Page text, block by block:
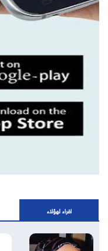
اقراء لهؤلاء